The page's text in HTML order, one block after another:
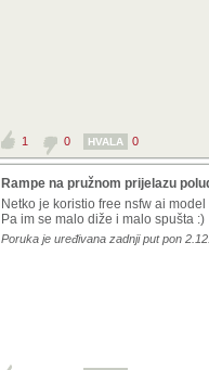
1 0 HVALA 0
Rampe na pružnom prijelazu
Netko je koristio free nsfw ai
Pa im se malo diže i malo spušta :)
Poruka je uređivana zadnji put pon